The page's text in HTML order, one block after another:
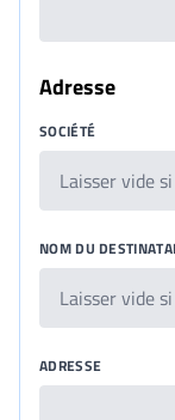
Adresse
SOCIÉTÉ
NOM DU
ADRESSE